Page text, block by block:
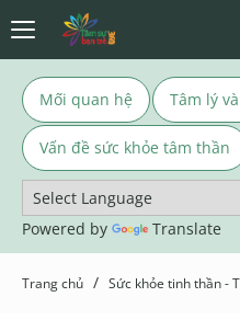
Mối quan hệ Tâm lý
Vấn đề sức khỏe tâm thần
Powered by Translate
Trang chủ / Sức khỏe tinh thần -